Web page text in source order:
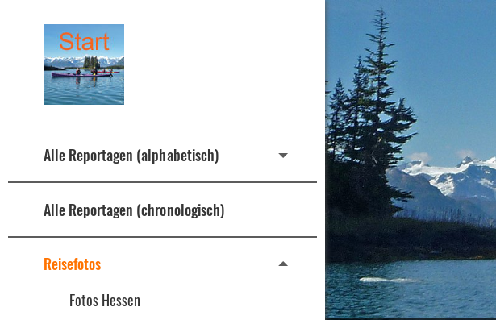
Alle Reportagen (alphabetisch)
Alle Reportagen (chronologisch)
Reisefotos
Fotos Hessen